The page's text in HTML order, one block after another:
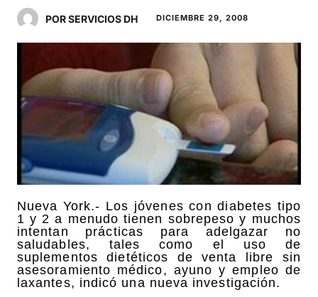
POR SERVICIOS DH DICIEMBRE 29, 2008
Nueva York.- Los jóvenes con diabetes tipo
1 y 2 a menudo tienen sobrepeso y muchos
intentan prácticas para adelgazar no
saludables, tales como el uso de
suplementos dietéticos de venta libre sin
asesoramiento médico, ayuno y empleo de
laxantes, indicó una nueva investigación.